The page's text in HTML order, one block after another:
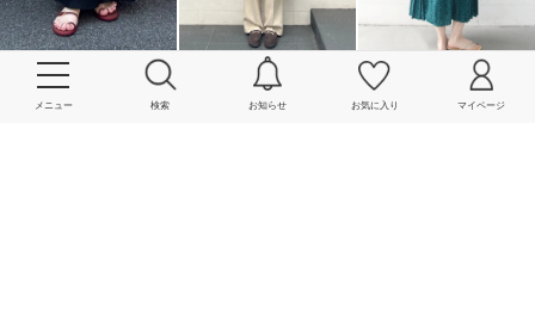
メニュー 検索 お知らせ お気に入り マイページ
More